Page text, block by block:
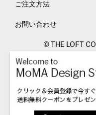
ご注文方法
お問い合わせ
© THE LOFT
特定商取引法表示
カスタマーハ